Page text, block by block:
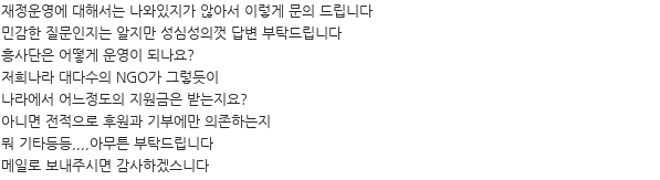
재정운영에 대해서는 나와있지가 않아서 이렇게 문의 드립니다
민감한 질문인지는 알지만 성심성의껏 답변 부탁드립니다
흥사단은 어떻게 운영이 되나요?
저희나라 대다수의 NGO가 그렇듯이
나라에서 어느정도의 지원금은 받는지요?
아니면 전적으로 후원과 기부에만 의존하는지
뭐 기타등등,,,,아무튼 부탁드립니다
메일로 보내주시면 감사하겠스니다